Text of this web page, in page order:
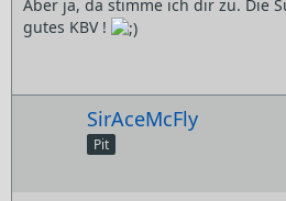
Aber ja, da stimme ich dir zu. Die
gutes KBV !
SirAceMcFly
Pit